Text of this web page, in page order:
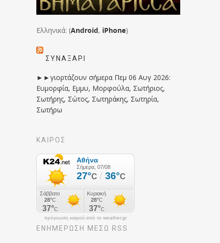
Ελληνικά: (Android, iPhone)
ΣΥΝΑΞΆΡΙ
►►γιορτάζουν σήμερα Πεμ 06 Αυγ 2026:
Ευμορφία, Εμμυ, Μορφούλα, Σωτήριος,
Σωτήρης, Σώτος, Σωτηράκης, Σωτηρία,
Σωτήρω
ΚΑΙΡΟΣ
πρόγνωση καιρού από το weather.gr
ΕΝΗΜΈΡΩΣΉ ΜΕΣΩ RSS